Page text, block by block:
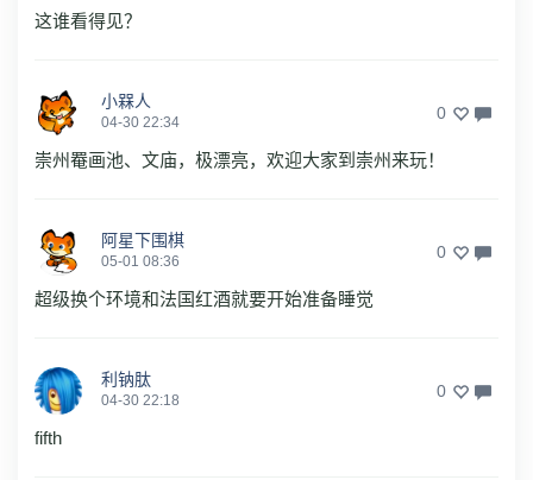
这谁看得见？
小槑人
04-30 22:34 0
崇州罨画池、文庙，极漂亮，欢迎大家到崇州来玩！
阿星下围棋
05-01 08:36 0
超级换个环境和法国红酒就要开始准备睡觉
利钠肽
04-30 22:18 0
fifth